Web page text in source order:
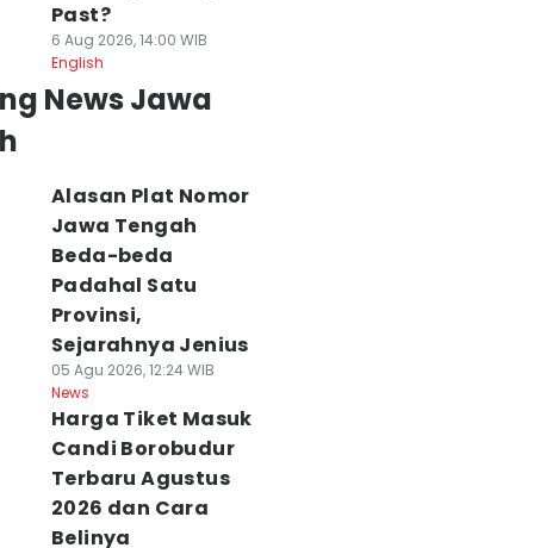
Past?
6 Aug 2026, 14:00 WIB
English
News Jawa
Alasan Plat Nomor
Jawa Tengah
Beda-beda
Padahal Satu
Provinsi,
Sejarahnya Jenius
05 Agu 2026, 12:24 WIB
News
Harga Tiket Masuk
Candi Borobudur
Terbaru Agustus
2026 dan Cara
Belinya